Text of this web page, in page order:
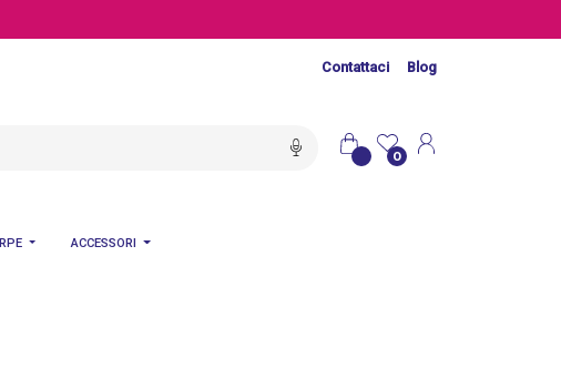
Contattaci Blog
0
ACCESSORI